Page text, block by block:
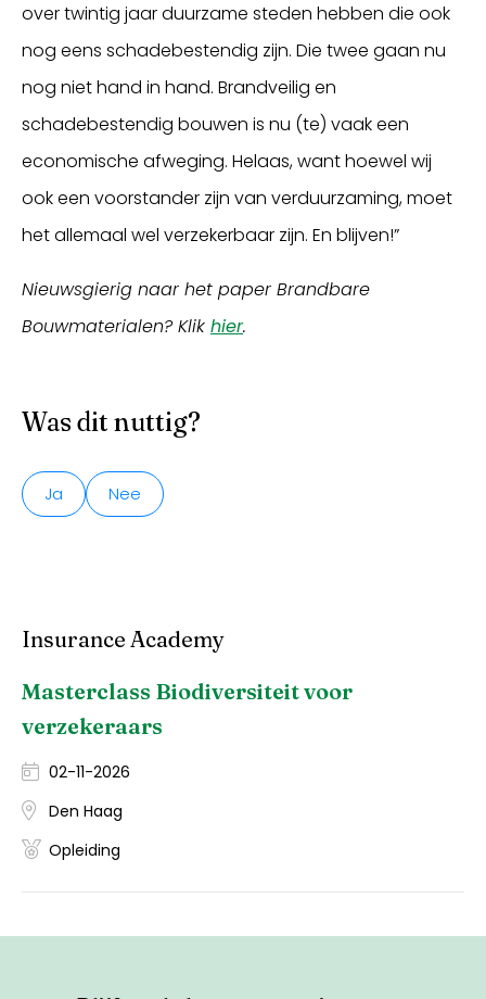
over twintig jaar duurzame steden hebben die ook
nog eens schadebestendig zijn. Die twee gaan nu
nog niet hand in hand. Brandveilig en
schadebestendig bouwen is nu (te) vaak een
economische afweging. Helaas, want hoewel wij
ook een voorstander zijn van verduurzaming, moet
het allemaal wel verzekerbaar zijn. En blijven!”
Nieuwsgierig naar het paper Brandbare
Bouwmaterialen? Klik hier.
Was dit nuttig?
Ja Nee
Insurance Academy
Masterclass Biodiversiteit voor
verzekeraars
02-11-2026
Den Haag
Opleiding